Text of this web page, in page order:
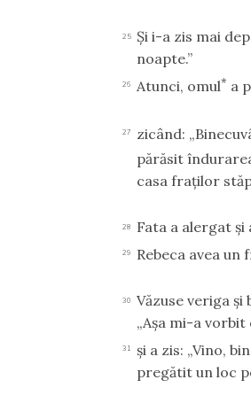
25
Şi i-a zis mai
noapte.”
26 Atunci, omul* a
27 zicând:
părăsit
casa fraţilor
28 Fata a alergat
29 Rebeca avea
30
Văzuse veriga
„Aşa mi-a vorbit
31 şi a zis: „Vino,
pregătit un loc